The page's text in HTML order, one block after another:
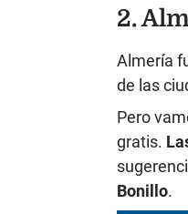
2.
Almería
de las
Pero
gratis.
Bonillo.